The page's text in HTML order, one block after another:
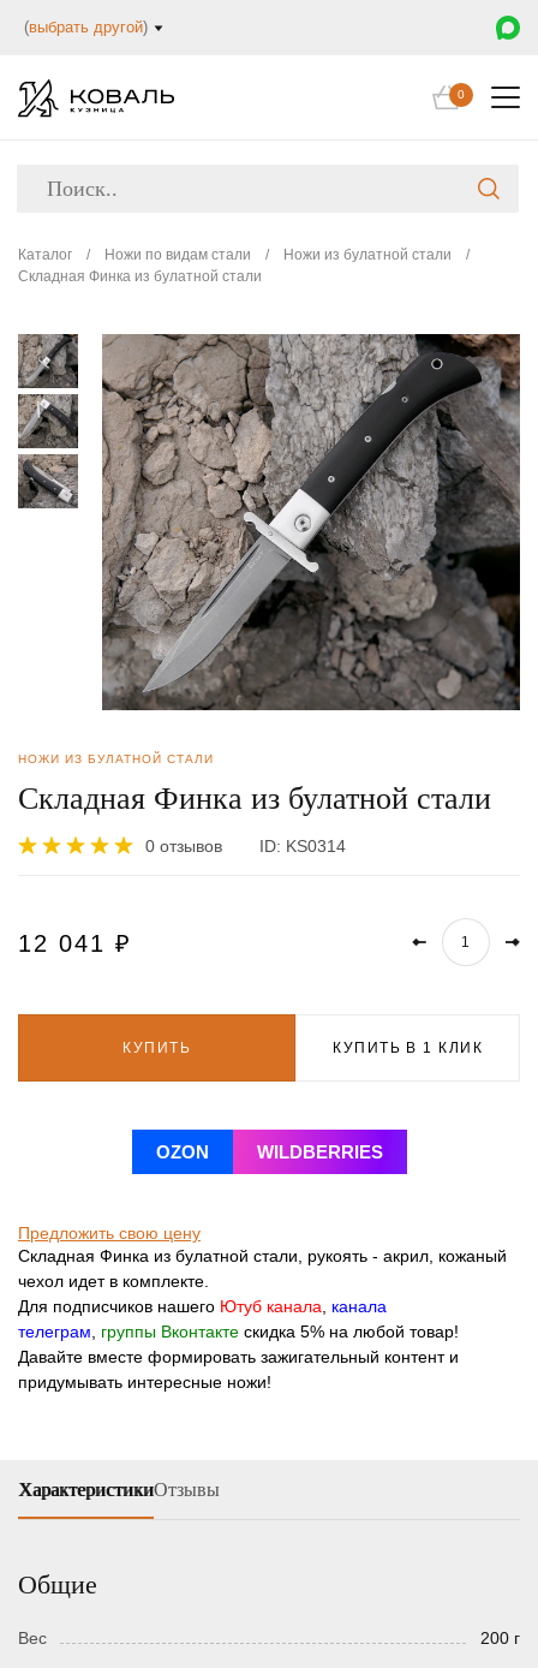
(выбрать другой)
0
Каталог / Ножи по видам стали / Ножи из булатной стали
/
Складная Финка из булатной стали
НОЖИ ИЗ БУЛАТНОЙ СТАЛИ
Складная Финка из булатной стали
0 отзывов ID: KS0314
12 041 ₽
КУПИТЬ КУПИТЬ В 1 КЛИК
OZON WILDBERRIES
Предложить свою цену
Складная Финка из булатной стали, рукоять - акрил, кожаный
чехол идет в комплекте.
Для подписчиков нашего Ютуб канала
канала
телеграм
группы Вконтакте скидка 5% на любой товар!
Давайте вместе формировать зажигательный контент и
придумывать интересные ножи!
ХарактеристикиОтзывы
Общие
Вес 200 г